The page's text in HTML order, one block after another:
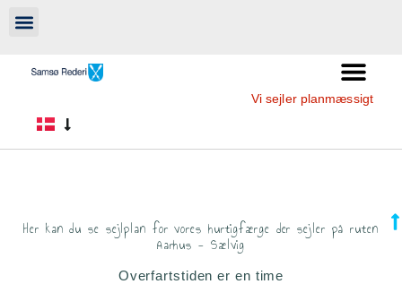
Vi sejler planmæssigt
Her kan du se sejlplan for vores hurtigfærge der sejler på ruten
Aarhus - Sælvig
Overfartstiden er en time